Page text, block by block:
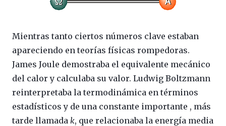
Mientras tanto ciertos números clave estaban
apareciendo en teorías físicas rompedoras.
James Joule demostraba el equivalente mecánico
del calor y calculaba su valor. Ludwig Boltzmann
reinterpretaba la termodinámica en términos
estadísticos y de una constante importante , más
tarde llamada k, que relacionaba la energía media